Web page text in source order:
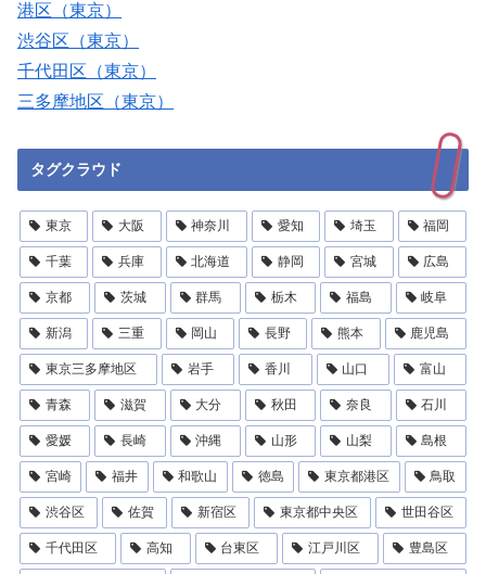
港区（東京）
渋谷区（東京）
千代田区（東京）
三多摩地区（東京）
タグクラウド
東京 大阪 神奈川 愛知 埼玉 福岡
千葉 兵庫 北海道 静岡 宮城 広島
京都 茨城 群馬 栃木 福島 岐阜
新潟 三重 岡山 長野 熊本 鹿児島
東京三多摩地区 岩手 香川 山口 富山
青森 滋賀 大分 秋田 奈良 石川
愛媛 長崎 沖縄 山形 山梨 島根
宮崎 福井 和歌山 徳島 東京都港区 鳥取
渋谷区 佐賀 新宿区 東京都中央区 世田谷区
千代田区 高知 台東区 江戸川区 豊島区